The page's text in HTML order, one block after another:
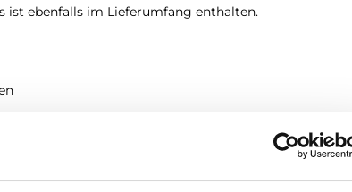
ist ebenfalls im Lieferumfang enthalten.